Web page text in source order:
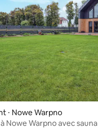
⋅ Nowe Warpno
Nowe Warpno avec sauna